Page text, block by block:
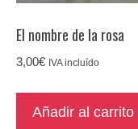
El nombre de la rosa
3,00€ IVA incluído
Añadir al carrito